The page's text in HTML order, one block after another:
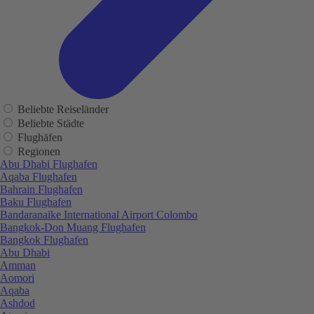
Beliebte Reiseländer
Beliebte Städte
Flughäfen
Regionen
Abu Dhabi Flughafen
Aqaba Flughafen
Bahrain Flughafen
Baku Flughafen
Bandaranaike International Airport Colombo
Bangkok-Don Muang Flughafen
Bangkok Flughafen
Abu Dhabi
Amman
Aomori
Aqaba
Ashdod